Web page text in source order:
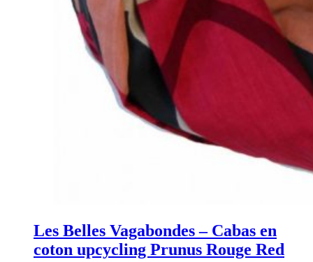
Les Belles Vagabondes – Cabas en
coton upcycling Prunus Rouge Red